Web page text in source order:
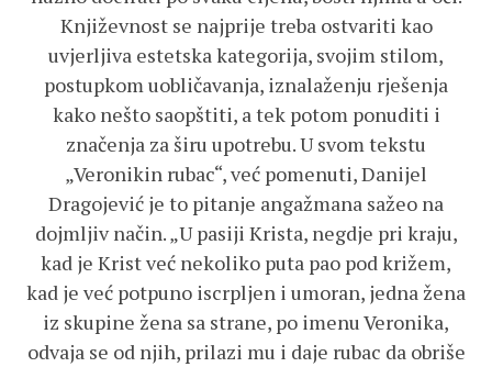
Književnost se najprije treba ostvariti kao
uvjerljiva estetska kategorija, svojim stilom,
postupkom uobličavanja, iznalaženju rješenja
kako nešto saopštiti, a tek potom ponuditi i
značenja za širu upotrebu. U svom tekstu
„Veronikin rubac“, već pomenuti, Danijel
Dragojević je to pitanje angažmana sažeo na
dojmljiv način. „U pasiji Krista, negdje pri kraju,
kad je Krist već nekoliko puta pao pod križem,
kad je već potpuno iscrpljen i umoran, jedna žena
iz skupine žena sa strane, po imenu Veronika,
odvaja se od njih, prilazi mu i daje rubac da obriše